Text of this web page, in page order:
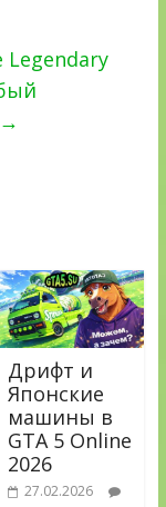
Legendary
→
Дрифт и
Японские
машины в
GTA 5 Online
2026
27.02.2026